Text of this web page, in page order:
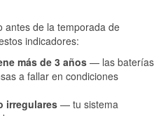
antes de la temporada de
indicadores:
más de 3 años — las baterías
a fallar en condiciones
irregulares — tu sistema